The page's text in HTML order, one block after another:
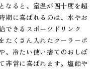
なると、室温が四十度を超
期に喜ばれるのは、水やお
できるスポーツドリンク
たくさん入れたクーラーボ
、冷たい使い捨てのおしぼ
非常に喜ばれます。塩飴や